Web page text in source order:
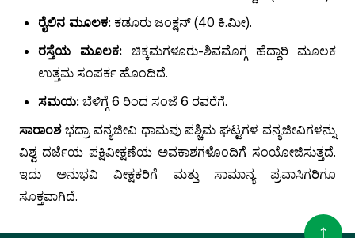
ರೈಲಿನ ಮೂಲಕ: ಕಡೂರು ಜಂಕ್ಷನ್ (40 ಕಿ.ಮೀ).
ರಸ್ತೆಯ ಮೂಲಕ: ಚಿಕ್ಕಮಗಳೂರು-ಶಿವಮೊಗ್ಗ ಹೆದ್ದಾರಿ ಮೂಲಕ
ಉತ್ತಮ ಸಂಪರ್ಕ ಹೊಂದಿದೆ.
ಸಮಯ:ಬೆಳಿಗ್ಗೆ 6 ರಿಂದ ಸಂಜೆ 6 ರವರೆಗೆ.
ಸಾರಾಂಶಭದ್ರಾ ವನ್ಯಜೀವಿ ಧಾಮವು ಪಶ್ಚಿಮ ಘಟ್ಟಗಳ ವನ್ಯಜೀವಿಗಳನ್ನು
ವಿಶ್ವ ದರ್ಜೆಯ ಪಕ್ಷಿವೀಕ್ಷಣೆಯ ಅವಕಾಶಗಳೊಂದಿಗೆ ಸಂಯೋಜಿಸುತ್ತದೆ.
ಇದು ಅನುಭವಿ ವೀಕ್ಷಕರಿಗೆ ಮತ್ತು ಸಾಮಾನ್ಯ ಪ್ರವಾಸಿಗರಿಗೂ
ಸೂಕ್ತವಾಗಿದೆ.